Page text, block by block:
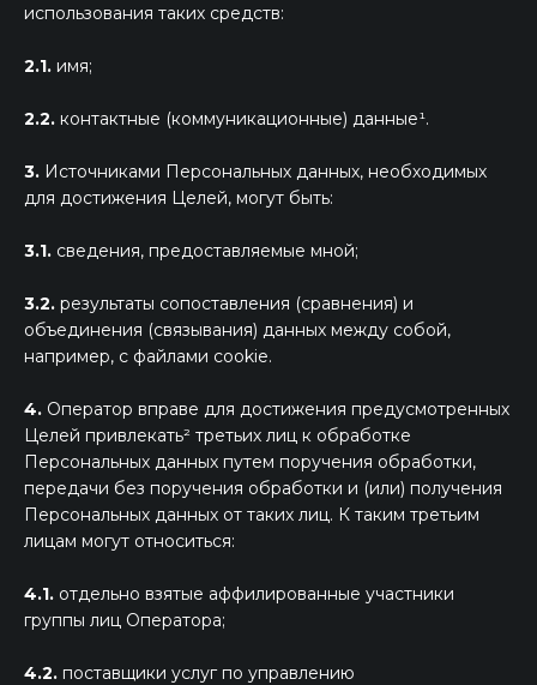
использования таких средств:
2.1. имя;
2.2. контактные (коммуникационные) данные¹.
3. Источниками Персональных данных, необходимых
для достижения Целей, могут быть:
3.1. сведения, предоставляемые мной;
3.2. результаты сопоставления (сравнения) и
объединения (связывания) данных между собой,
например, с файлами cookie.
4. Оператор вправе для достижения предусмотренных
Целей привлекать² третьих лиц к обработке
Персональных данных путем поручения обработки,
передачи без поручения обработки и (или) получения
Персональных данных от таких лиц. К таким третьим
лицам могут относиться:
4.1. отдельно взятые аффилированные участники
группы лиц Оператора;
4.2. поставщики услуг по управлению